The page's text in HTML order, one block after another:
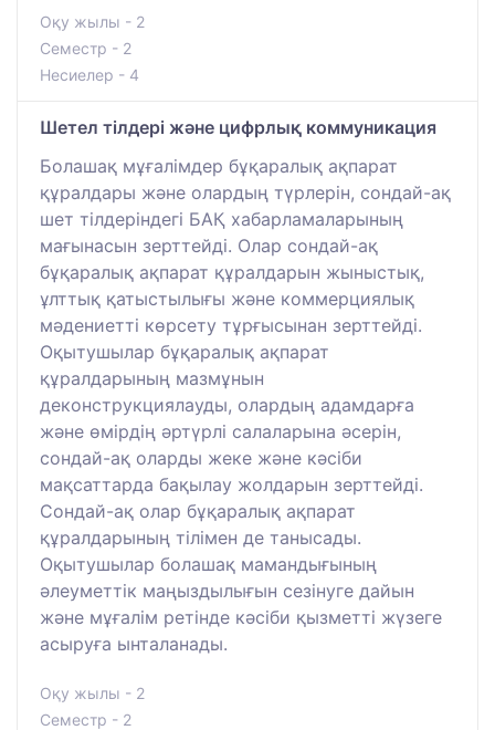
Оқу жылы - 2
Семестр - 2
Несиелер - 4
Шетел тілдері және цифрлық коммуникация
Болашақ мұғалімдер бұқаралық ақпарат
құралдары және олардың түрлерін, сондай-ақ
шет тілдеріндегі БАҚ хабарламаларының
мағынасын зерттейді. Олар сондай-ақ
бұқаралық ақпарат құралдарын жыныстық,
ұлттық қатыстылығы және коммерциялық
мәдениетті көрсету тұрғысынан зерттейді.
Оқытушылар бұқаралық ақпарат
құралдарының мазмұнын
деконструкциялауды, олардың адамдарға
және өмірдің әртүрлі салаларына әсерін,
сондай-ақ оларды жеке және кәсіби
мақсаттарда бақылау жолдарын зерттейді.
Сондай-ақ олар бұқаралық ақпарат
құралдарының тілімен де танысады.
Оқытушылар болашақ мамандығының
әлеуметтік маңыздылығын сезінуге дайын
және мұғалім ретінде кәсіби қызметті жүзеге
асыруға ынталанады.
Оқу жылы - 2
Семестр - 2